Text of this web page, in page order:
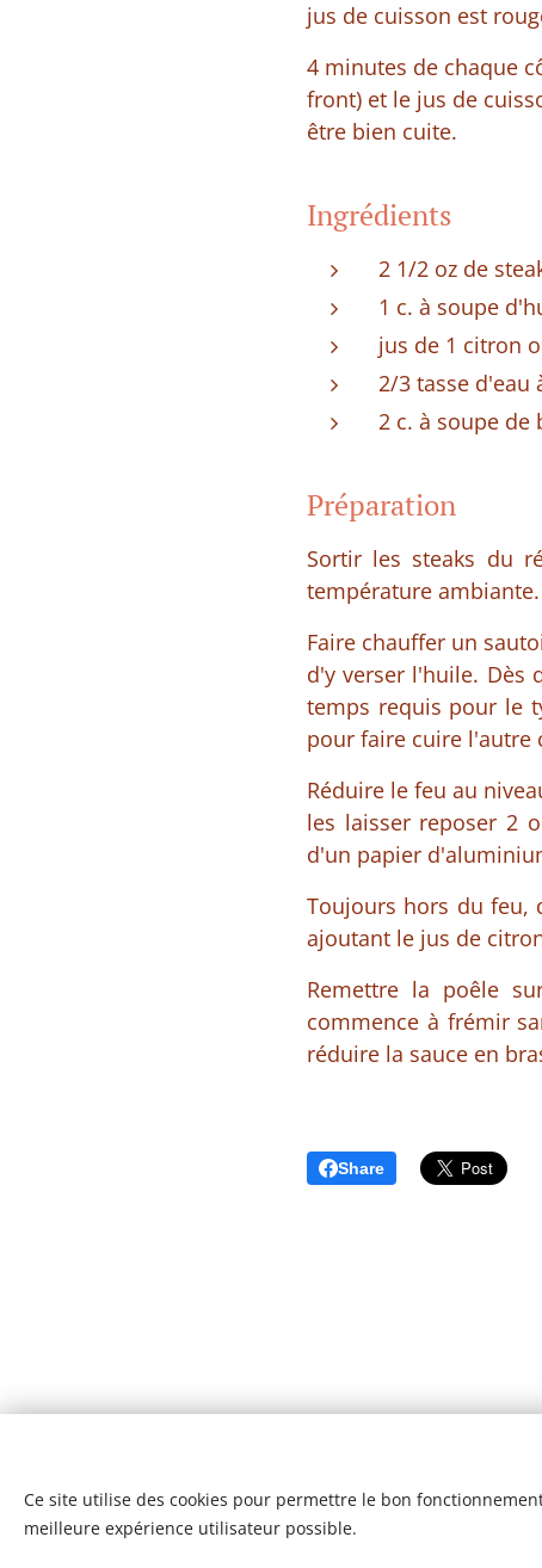
jus de cuisson est
4 minutes de chaque
front) et le jus de
être bien cuite.
Ingrédients
2 1/2 oz de
1 c. à soupe
jus de 1 citron
2/3 tasse d'eau
2 c. à soupe de
Préparation
Sortir les steaks du
température ambiante.
Faire chauffer un
d'y verser l'huile. Dès
temps requis pour le
pour faire cuire l'autre
Réduire le feu au
les laisser reposer 2
d'un papier
Toujours hors du feu,
ajoutant le jus de
Remettre la poêle
commence à frémir
réduire la sauce en
Share
Ce site utilise des cookies pour permettre le bon
meilleure expérience utilisateur possible.